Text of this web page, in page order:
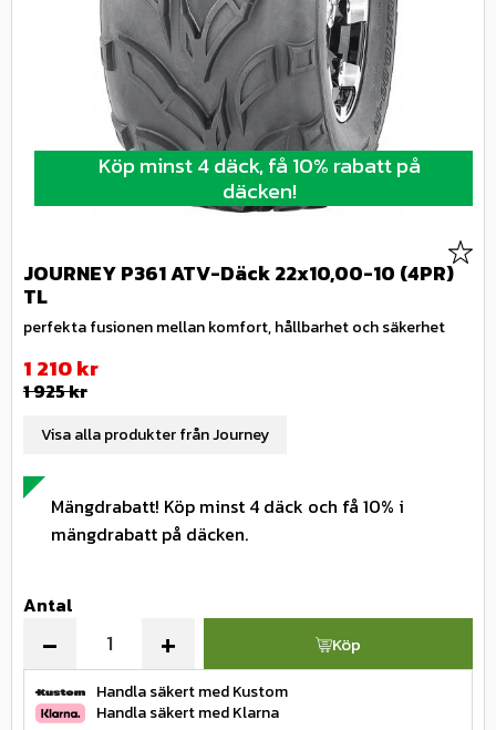
Köp minst 4 däck, få 10% rabatt på
däcken!
JOURNEY P361 ATV-Däck 22x10,00-10 (4PR)
TL
perfekta fusionen mellan komfort, hållbarhet och säkerhet
Mängdrabatt! Köp minst 4 däck och få 10% i
mängdrabatt på däcken.
Nedsatt pris:
1 210kr
Ordinarie pris:
1 925kr
Antal
+
- Köp
Handla säkert med Kustom
Handla säkert med Klarna
Visa alla produkter från Journey